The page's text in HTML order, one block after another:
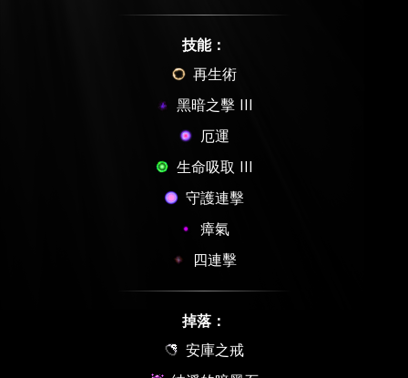
技能：
再生術
黑暗之擊 III
厄運
生命吸取 III
守護連擊
瘴氣
四連擊
掉落：
安庫之戒